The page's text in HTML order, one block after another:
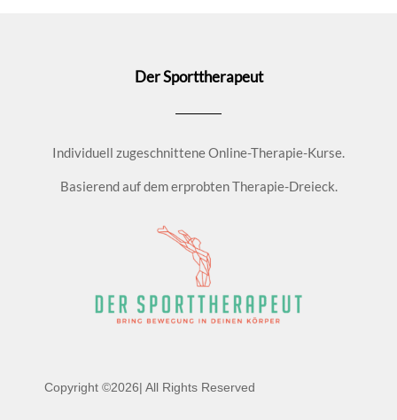
Der Sporttherapeut
Individuell zugeschnittene Online-Therapie-Kurse.
Basierend auf dem erprobten Therapie-Dreieck.
Copyright ©2026| All Rights Reserved